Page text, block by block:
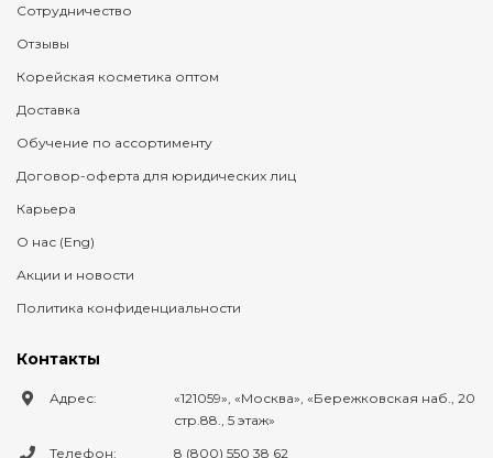
Сотрудничество
Отзывы
Корейская косметика оптом
Доставка
Обучение по ассортименту
Договор-оферта для юридических лиц
Карьера
О нас (Eng)
Акции и новости
Политика конфиденциальности
Контакты
Адрес: 121059 Москва
Бережковская наб., 20
стр.88., 5 этаж
Телефон:
8 (800) 550 38 62